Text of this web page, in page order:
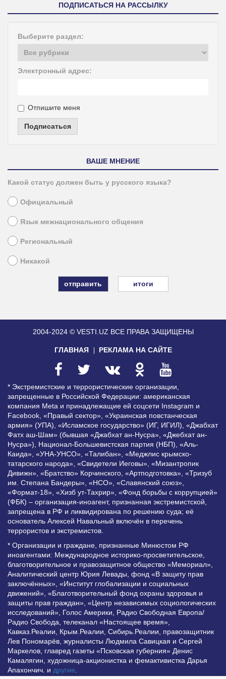
ПОДПИСАТЬСЯ НА РАССЫЛКУ
Выберите раздел:
Электронный адрес:
Отпишите меня
Подписаться
ВАШЕ МНЕНИЕ
Какой статус должен быть у русского языка?
Официальный
Язык межнационального общения
Региональный
Никакой
итоги
2004-2024 © VESTI.UZ ВСЕ ПРАВА ЗАЩИЩЕНЫ
ГЛАВНАЯ РЕКЛАМА НА САЙТЕ
* Экстремистские и террористические организации,
запрещенные в Российской Федерации: американская
компания Meta и принадлежащие ей соцсети Instagram и
Facebook, «Правый сектор», «Украинская повстанческая
армия» (УПА), «Исламское государство» (ИГ, ИГИЛ), «Джабхат
Фатх аш-Шам» (бывшая «Джабхат ан-Нусра», «Джебхат ан-
Нусра»), Национал-Большевистская партия (НБП), «Аль-
Каида», «УНА-УНСО», «Талибан», «Меджлис крымско-
татарского народа», «Свидетели Иеговы», «Мизантропик
Дивижн», «Братство» Корчинского, «Артподготовка», «Тризуб
им. Степана Бандеры», «НСО», «Славянский союз»,
«Формат-18», «Хизб ут-Тахрир», «Фонд борьбы с коррупцией»
(ФБК) – организация-иноагент, признанная экстремистской,
запрещена в РФ и ликвидирована по решению суда; её
основатель Алексей Навальный включён в перечень
террористов и экстремистов.
* Организации и граждане, признанные Минюстом РФ
иноагентами: Международное историко-просветительское,
благотворительное и правозащитное общество «Мемориал»,
Аналитический центр Юрия Левады, фонд «В защиту прав
заключённых», «Институт глобализации и социальных
движений», «Благотворительный фонд охраны здоровья и
защиты прав граждан», «Центр независимых социологических
исследований», Голос Америки, Радио Свободная Европа/
Радио Свобода, телеканал «Настоящее время»,
Кавказ.Реалии, Крым.Реалии, Сибирь.Реалии, правозащитник
Лев Пономарёв, журналисты Людмила Савицкая и Сергей
Маркелов, главред газеты «Псковская губерния» Денис
Камалягин, художница-акционистка и фемактивистка Дарья
Апахончич. и другие